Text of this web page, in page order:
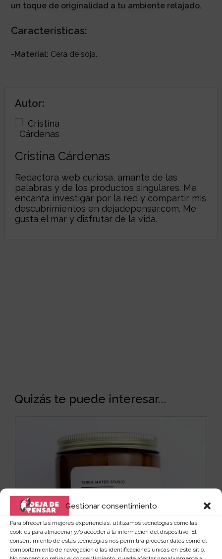
Gestionar consentimiento
Para ofrecer las mejores experiencias, utilizamos tecnologías como las
cookies para almacenar y/o acceder a la información del dispositivo. El
consentimiento de estas tecnologías nos permitirá procesar datos como el
comportamiento de navegación o las identificaciones únicas en este sitio.
un toque de originalidad a tu ambiente relajado.
Características:
-Material: Cera de soja.
Autor:
Cristina Cárdenas
Redactora web curiosa, amante de las
palabras y de los productos singulares. Me
encanta investigar por la red y compartir mis
descubrimientos en dejadepensar.com. Me
gusta el mar y disfrutar de la vida.
Quizás te puede interesar...